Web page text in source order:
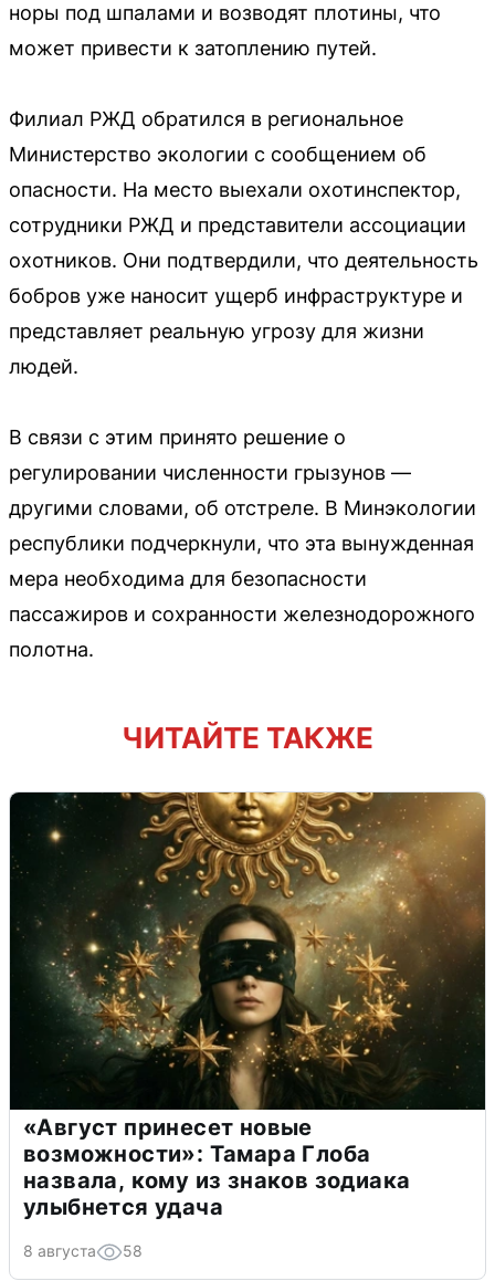
норы под шпалами и возводят плотины, что
может привести к затоплению путей.
Филиал РЖД обратился в региональное
Министерство экологии с сообщением об
опасности. На место выехали охотинспектор,
сотрудники РЖД и представители ассоциации
охотников. Они подтвердили, что деятельность
бобров уже наносит ущерб инфраструктуре и
представляет реальную угрозу для жизни
людей.
В связи с этим принято решение о
регулировании численности грызунов —
другими словами, об отстреле. В Минэкологии
республики подчеркнули, что эта вынужденная
мера необходима для безопасности
пассажиров и сохранности железнодорожного
полотна.
ЧИТАЙТЕ ТАКЖЕ
«Август принесет новые
возможности»: Тамара Глоба
назвала, кому из знаков зодиака
улыбнется удача
8 августа 58